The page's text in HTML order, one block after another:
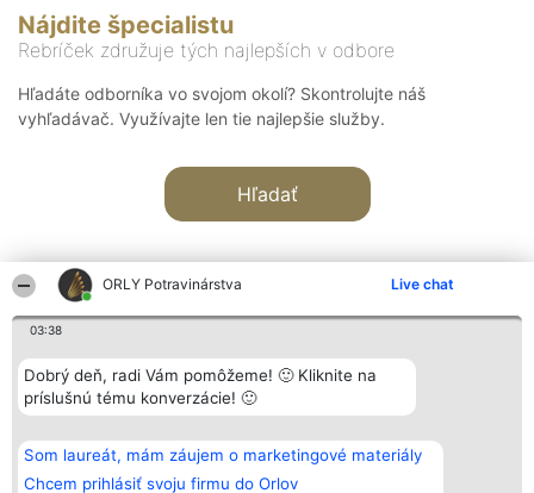
ORLY Potravinárstva Live chat
03:38
Dobrý deň, radi Vám pomôžeme! 🙂 Kliknite na
príslušnú tému konverzácie! 🙂
Som laureát, mám záujem o marketingové materiály
Chcem prihlásiť svoju firmu do Orlov
Nájdite špecialistu
Rebríček združuje tých najlepších v odbore
Hľadáte odborníka vo svojom okolí? Skontrolujte náš
vyhľadávač. Využívajte len tie najlepšie služby.
Hľadať
Organizátor hodnotenia
Bright Side Solutions sp. z o.
o. sp. k.
Wrocław 50-079
KRS 0000749100 | Regon
381313360 | NIP 8943132676
Hodnotenie
Laureáti
Lista
Laureatów
Podmienky
Obchodné
Kontakt
Kontakt